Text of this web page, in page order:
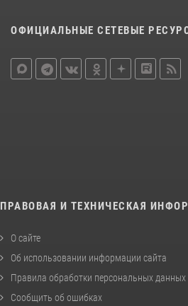
ОФИЦИАЛЬНЫЕ СЕТЕВЫЕ
ПРАВОВАЯ И ТЕХНИЧЕСКАЯ
О сайте
Об использовании информации сайта
Правила обработки персональных данных
Сообщить об ошибках